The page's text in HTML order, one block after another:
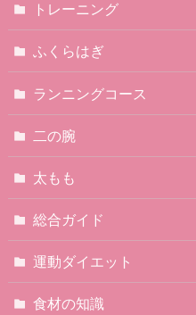
トレーニング
ふくらはぎ
ランニングコース
二の腕
太もも
総合ガイド
運動ダイエット
食材の知識